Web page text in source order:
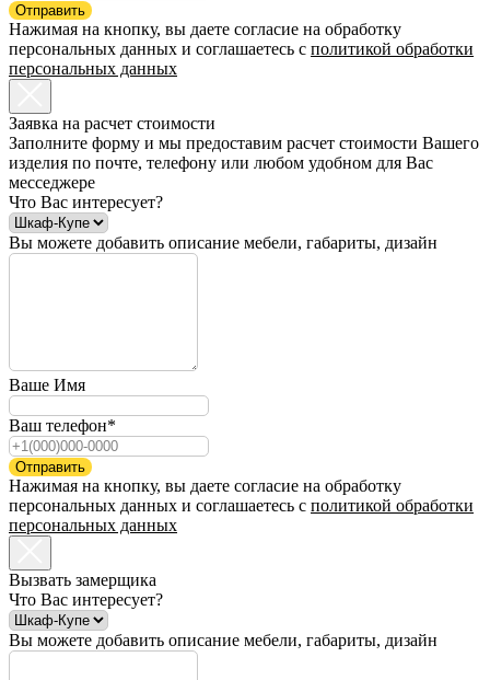
Отправить
Нажимая на кнопку, вы даете согласие на обработку
персональных данных и соглашаетесь c политикой обработки
персональных данных
Заявка на расчет стоимости
Заполните форму и мы предоставим расчет стоимости Вашего
изделия по почте, телефону или любом удобном для Вас
месседжере
Что Вас интересует?
Вы можете добавить описание мебели, габариты, дизайн
Ваше Имя
Ваш телефон*
Отправить
Нажимая на кнопку, вы даете согласие на обработку
персональных данных и соглашаетесь c политикой обработки
персональных данных
Вызвать замерщика
Что Вас интересует?
Вы можете добавить описание мебели, габариты, дизайн